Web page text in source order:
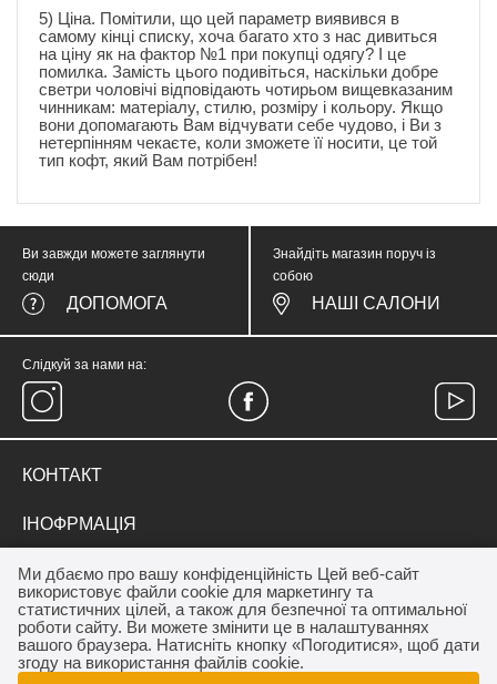
5) Ціна. Помітили, що цей параметр виявився в
самому кінці списку, хоча багато хто з нас дивиться
на ціну як на фактор №1 при покупці одягу? І це
помилка. Замість цього подивіться, наскільки добре
светри чоловічі відповідають чотирьом вищевказаним
чинникам: матеріалу, стилю, розміру і кольору. Якщо
вони допомагають Вам відчувати себе чудово, і Ви з
нетерпінням чекаєте, коли зможете її носити, це той
тип кофт, який Вам потрібен!
Ми дбаємо про вашу конфіденційність Цей веб-сайт
використовує файли cookie для маркетингу та
статистичних цілей, а також для безпечної та оптимальної
роботи сайту. Ви можете змінити це в налаштуваннях
вашого браузера. Натисніть кнопку «Погодитися», щоб дати
згоду на використання файлів cookie.
Ви завжди можете заглянути
сюди
ДОПОМОГА
Знайдіть магазин поруч із
собою
НАШІ САЛОНИ
Слідкуй за нами на:
КОНТАКТ
medicinewear@gmail.com
ІНОФРМАЦІЯ
Контакт
Франшиза салону MEDICINE
ДЛЯ КЛІЄНТА
Акції
Програма лояльності
Дропшиппінг
ОПЛАТА / ДОСТАВКА
Як купити